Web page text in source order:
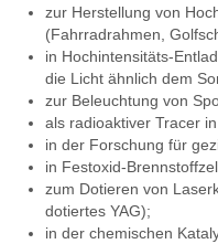
zur Herstellung von
(Fahrradrahmen,
in Hochintensitäts-
die Licht ähnlich dem
zur Beleuchtung von
als radioaktiver Tracer
in der Forschung für
in Festoxid-
zum Dotieren von
dotiertes YAG);
in der chemischen